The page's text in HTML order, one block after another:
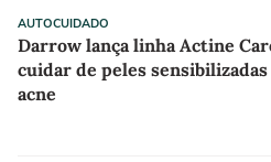
AUTOCUIDADO
Darrow lança linha Actine
cuidar de peles
acne